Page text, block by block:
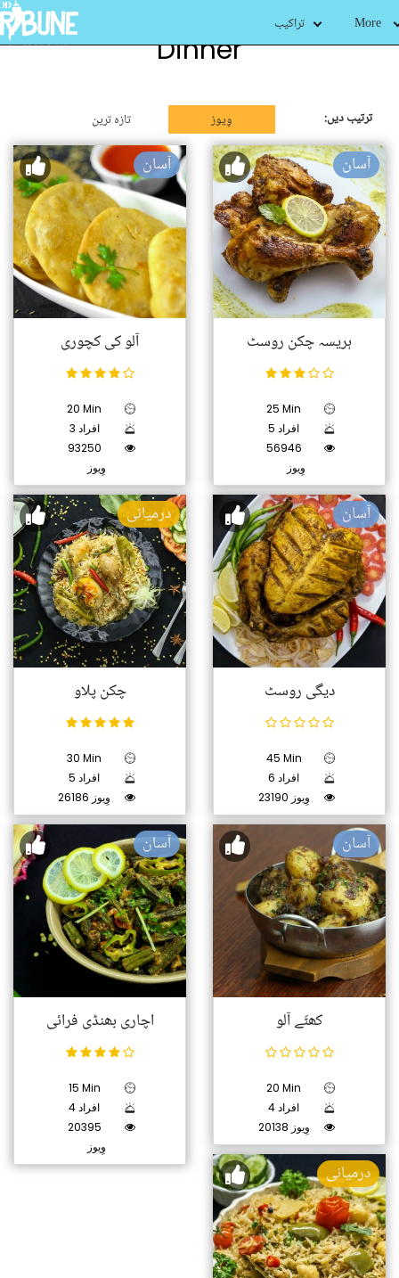
تراکیب More
Dinner
ترتیب دیں: تازہ ترین وِیوز
آسان
آلو کی کچوری
20 Min
3 افراد
93250
وِیوز
آسان
ہریسہ چکن روسٹ
25 Min
5 افراد
56946
وِیوز
درمیانی
چکن پلاو
30 Min
5 افراد
26186 وِیوز
آسان
دیگی روسٹ
45 Min
6 افراد
23190 وِیوز
آسان
اچاری بھنڈی فرائی
15 Min
4 افراد
20395
وِیوز
آسان
کھٹّے آلو
20 Min
4 افراد
20138 وِیوز
درمیانی